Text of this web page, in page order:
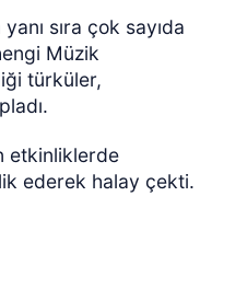
sıra çok sayıda
Müzik
türküler,
etkinliklerde
ederek halay çekti.